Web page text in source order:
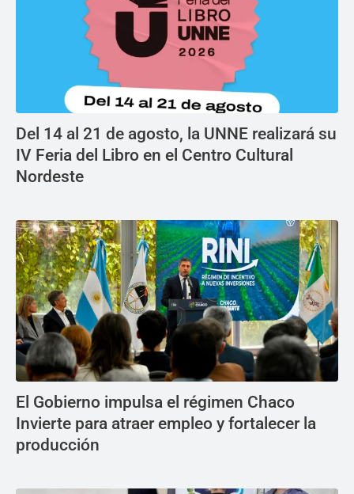
Del 14 al 21 de agosto, la UNNE realizará su
IV Feria del Libro en el Centro Cultural
Nordeste
El Gobierno impulsa el régimen Chaco
Invierte para atraer empleo y fortalecer la
producción